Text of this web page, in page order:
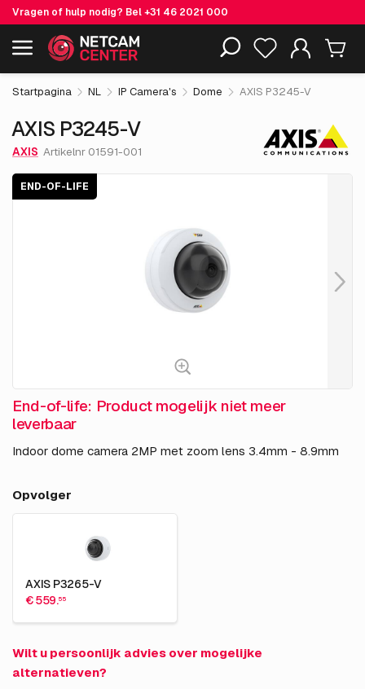
Vragen of hulp nodig? Bel+31 46 2021 000
Inclusief EOL-producten
AXIS P3245-V € 474. 05
excl. BTW
Startpagina NL IP Camera's Dome AXIS P3245-V
AXIS P3245-V
AXIS Artikelnr 01591-001
END-OF-LIFE
End-of-life: Product mogelijk niet meer
leverbaar
Indoor dome camera 2MP met zoom lens 3.4mm - 8.9mm
Opvolger
AXIS P3265-V
€ 559.55
Wilt u persoonlijk advies over mogelijke
alternatieven?